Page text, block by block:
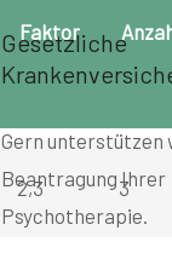
Faktor
2,3 3
Gesetzliche
Gern unterstützen
Beantragung Ihrer
Psychotherapie.